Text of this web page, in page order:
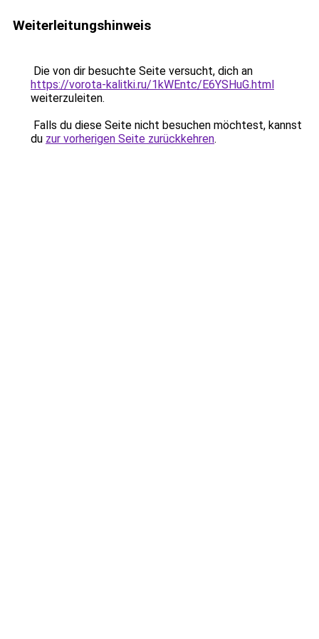
Weiterleitungshinweis
Die von dir besuchte Seite versucht, dich an
https://vorota-kalitki.ru/1kWEntc/E6YSHuG.html
weiterzuleiten.
Falls du diese Seite nicht besuchen möchtest, kannst
du zur vorherigen Seite zurückkehren.